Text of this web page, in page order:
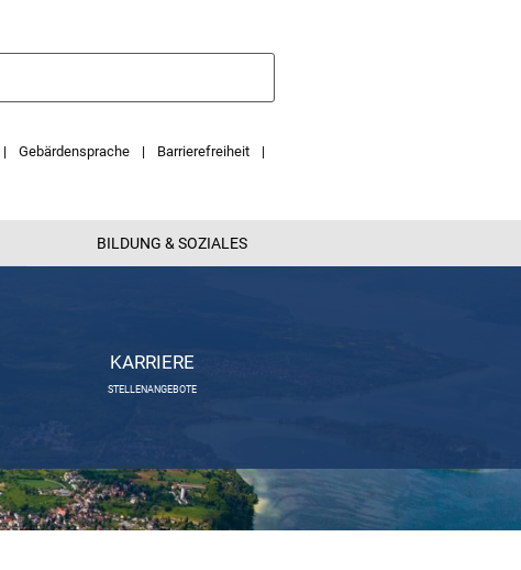
Gebärdensprache Barrierefreiheit
BILDUNG & SOZIALES
KARRIERE
STELLENANGEBOTE